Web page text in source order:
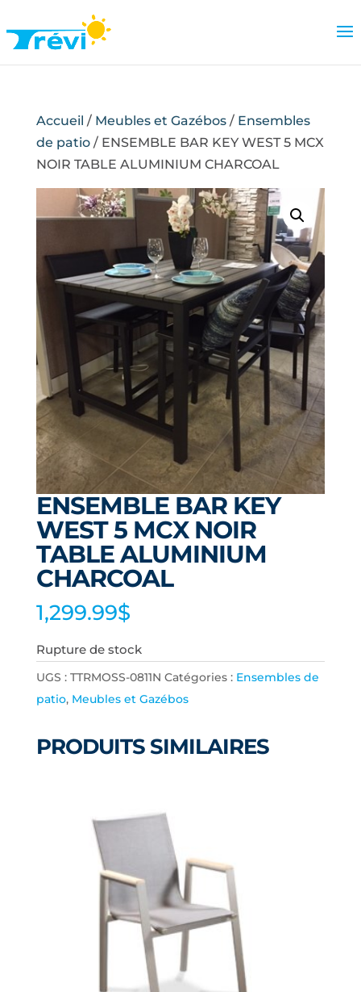
Accueil / Meubles et Gazébos/ Ensembles
de patio/ ENSEMBLE BAR KEY WEST 5 MCX
NOIR TABLE ALUMINIUM CHARCOAL
ENSEMBLE BAR KEY
WEST 5 MCX NOIR
TABLE ALUMINIUM
CHARCOAL
1,299.99$
Rupture de stock
UGS : TTRMOSS-0811N Catégories : Ensembles de
patio, Meubles et Gazébos
PRODUITS SIMILAIRES